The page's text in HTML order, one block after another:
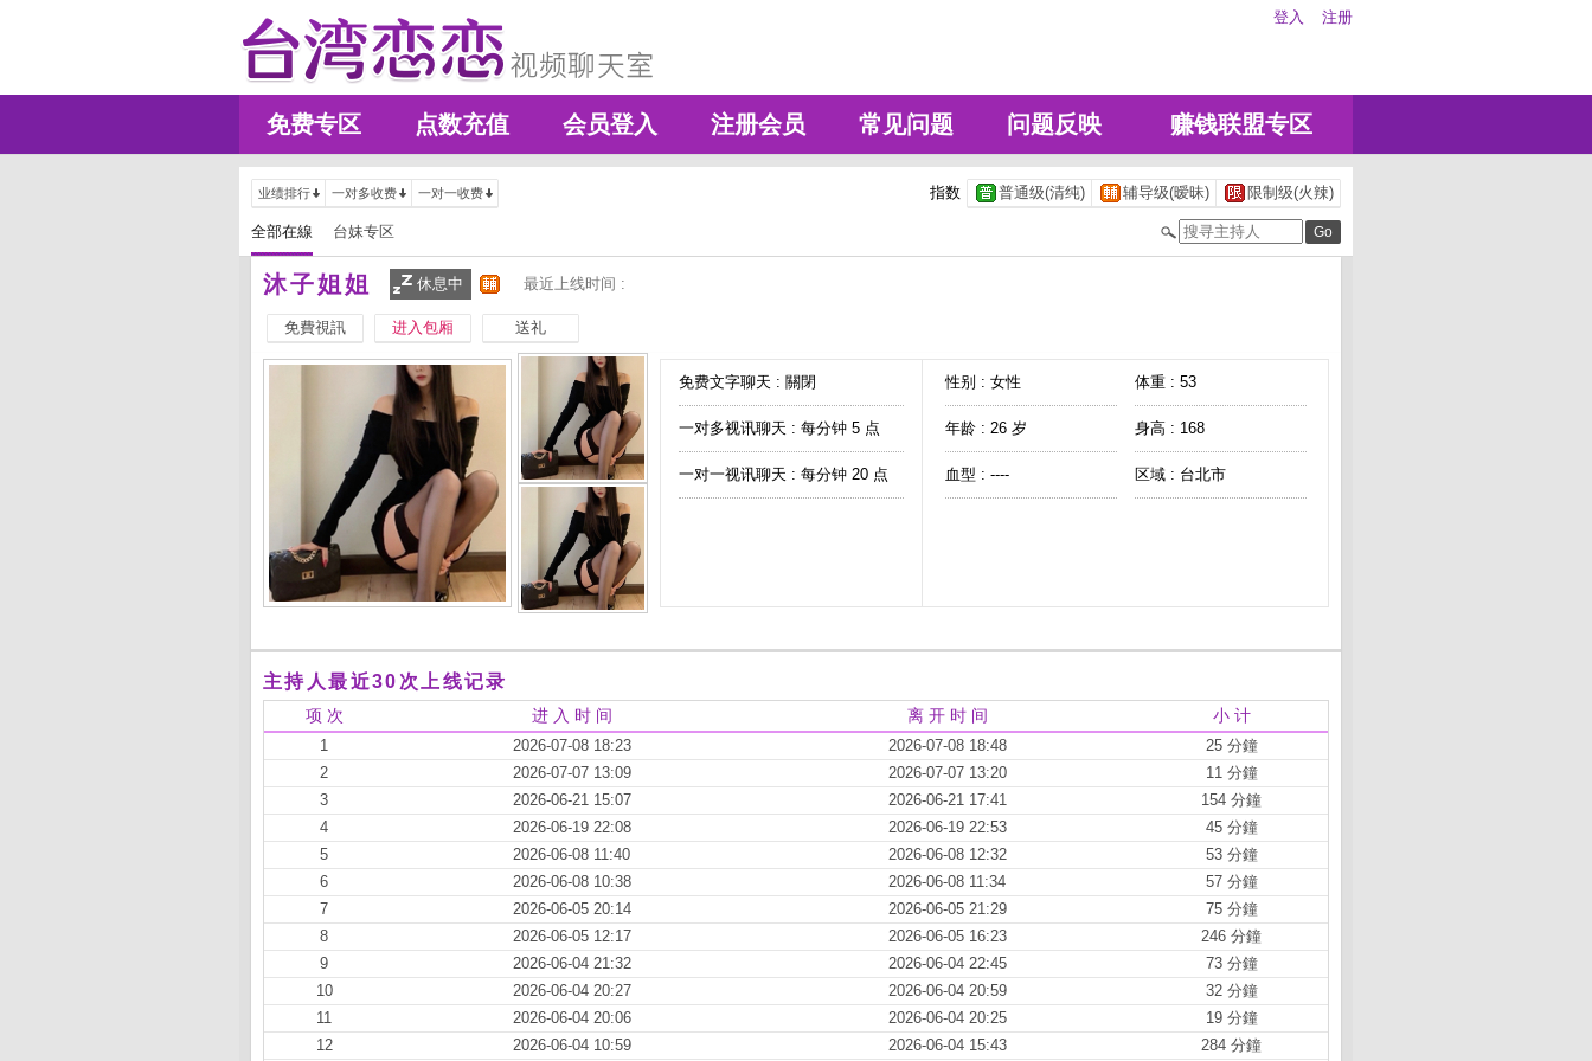
登入 注册
免费专区 点数充值 会员登入 注册会员 常见问题 问题反映 赚钱联盟专区
业绩排行 一对多收费 一对一收费 指数 普通级(清纯) 辅导级(暧昧) 限制级(火辣)
全部在線 台妹专区
沐子姐姐 休息中 最近上线时间 :
免費視訊 进入包厢 送礼
免费文字聊天 : 關閉
一对多视讯聊天 : 每分钟 5 点
一对一视讯聊天 : 每分钟 20 点
性别 : 女性 体重 : 53
年龄 : 26 岁 身高 : 168
血型 : ---- 区域 : 台北市
主持人最近30次上线记录
项 次 进 入 时 间 离 开 时 间 小 计
1 2026-07-08 18:23 2026-07-08 18:48
25 分鐘
2
2026-07-07 13:09 2026-07-07 13:20
11 分鐘
3
2026-06-21 15:07 2026-06-21 17:41
154 分鐘
4
2026-06-19 22:08 2026-06-19 22:53
45 分鐘
5
2026-06-08 11:40 2026-06-08 12:32
53 分鐘
6
2026-06-08 10:38 2026-06-08 11:34
57 分鐘
7
2026-06-05 20:14 2026-06-05 21:29
75 分鐘
8
2026-06-05 12:17 2026-06-05 16:23
246 分鐘
9
2026-06-04 21:32 2026-06-04 22:45
73 分鐘
10
2026-06-04 20:27 2026-06-04 20:59
32 分鐘
11
2026-06-04 20:06 2026-06-04 20:25
19 分鐘
12
2026-06-04 10:59 2026-06-04 15:43 284 分鐘